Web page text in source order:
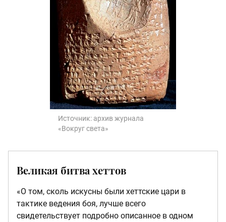
Источник: архив журнала
«Вокруг света»
Великая битва хеттов
«О том, сколь искусны были хеттские цари в
тактике ведения боя, лучше всего
свидетельствует подробно описанное в одном